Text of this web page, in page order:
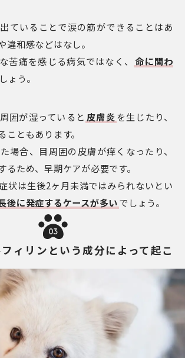
ていることで涙の筋ができることはあ
違和感などはなし。
苦痛を感じる病気ではなく、 命に関わ
ょう。
囲が湿っていると 皮膚炎 を生じたり、
こともあります。
場合、目周囲の皮膚が痒くなったり、
るため、早期ケアが必要です。
状は生後2ヶ月未満ではみられないとい
後に発症するケースが多いでしょう。
03
ィリンという成分によって起こ